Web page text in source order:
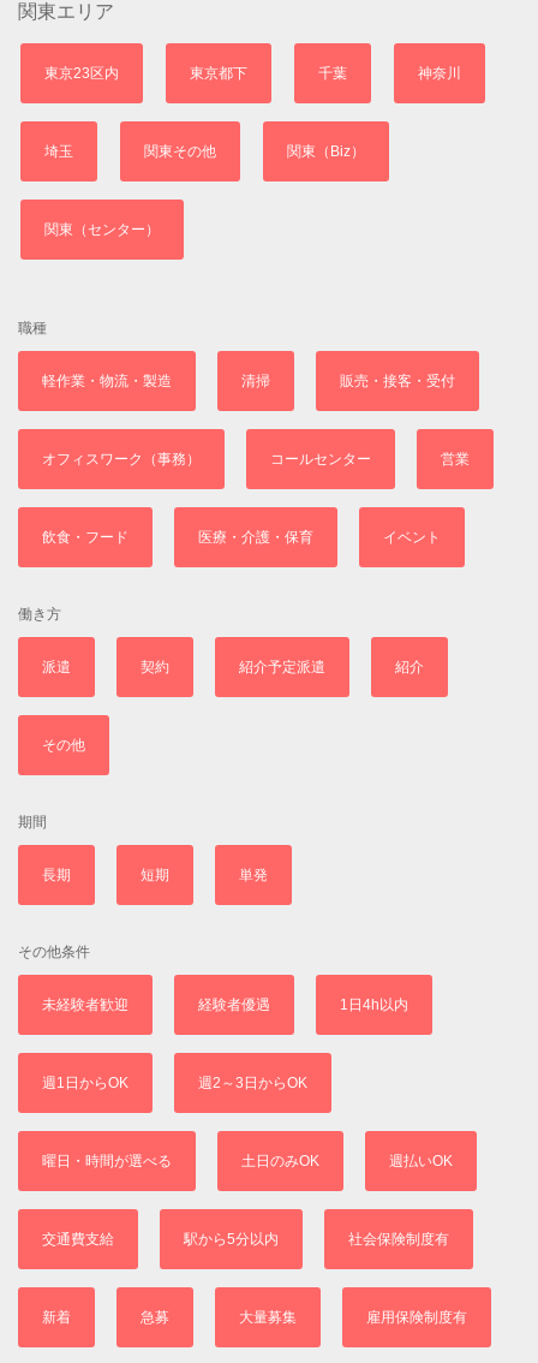
関東エリア
東京23区内 東京都下 千葉 神奈川
埼玉 関東その他 関東（Biz）
関東（センター）
職種
軽作業・物流・製造 清掃 販売・接客・受付
オフィスワーク（事務） コールセンター 営業
飲食・フード 医療・介護・保育 イベント
働き方
派遣 契約 紹介予定派遣 紹介
その他
期間
長期 短期 単発
その他条件
未経験者歓迎 経験者優遇 1日4h以内
週1日からOK 週2～3日からOK
曜日・時間が選べる 土日のみOK 週払いOK
交通費支給 駅から5分以内 社会保険制度有
新着 急募 大量募集 雇用保険制度有